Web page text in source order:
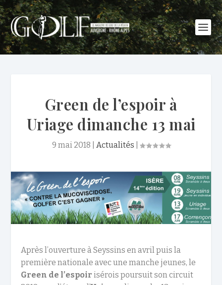
Green de l’espoir à
Uriage dimanche 13 mai
9 mai 2018 Actualités
Après l’ouverture à Seyssins en avril puis la
première nationale avec une manche jeunes, le
Green de l’espoir isérois poursuit son circuit